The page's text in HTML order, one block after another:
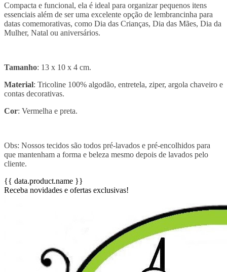
Compacta e funcional, ela é ideal para organizar pequenos itens
essenciais além de ser uma excelente opção de lembrancinha para
datas comemorativas, como Dia das Crianças, Dia das Mães, Dia da
Mulher, Natal ou aniversários.
Tamanho: 13 x 10 x 4 cm.
Material: Tricoline 100% algodão, entretela, ziper, argola chaveiro e
contas decorativas.
Cor: Vermelha e preta.
Obs: Nossos tecidos são todos pré-lavados e pré-encolhidos para
que mantenham a forma e beleza mesmo depois de lavados pelo
cliente.
{{ data.product.name }}
Receba novidades e ofertas exclusivas!